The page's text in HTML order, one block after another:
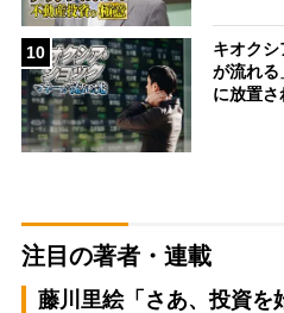
10
キオク
が流れ
に放置
注目の著者・連載
藤川里絵「さあ、投資を